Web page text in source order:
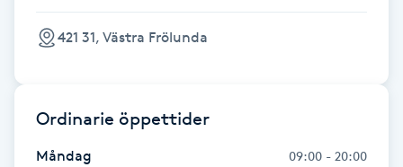
Hårbottenbehandling
Hårförlängning
Hårvård
421 31, Västra Frölunda
Ordinarie öppettider
Måndag 09:00 - 20:00